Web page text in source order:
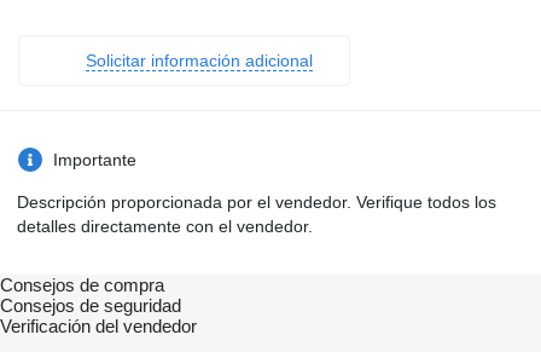
Solicitar información adicional
Importante
Descripción proporcionada por el vendedor. Verifique todos los
detalles directamente con el vendedor.
Consejos de compra
Consejos de seguridad
Verificación del vendedor